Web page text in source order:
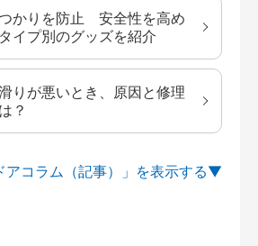
かりを防止 安全性を高め
イプ別のグッズを紹介
りが悪いとき、原因と修理
？
アコラム（記事）」を